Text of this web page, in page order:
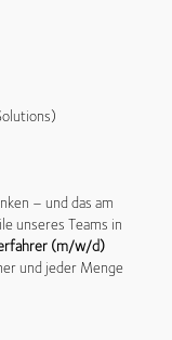
– und das am
unseres Teams in
(m/w/d)
und jeder Menge